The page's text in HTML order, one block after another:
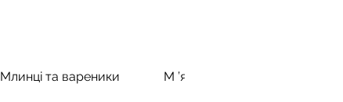
Млинці та вареники М ’ясо та риба